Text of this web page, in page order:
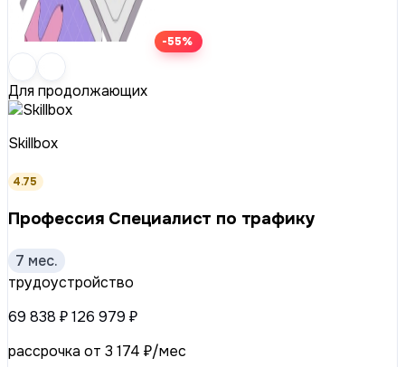
-55%
Для продолжающих
Skillbox
4.75
Профессия Специалист по трафику
7 мес.
трудоустройство
69 838 ₽126 979 ₽
рассрочка от 3 174 ₽/мес